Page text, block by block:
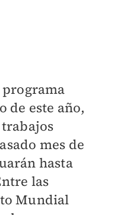
de este año,
mes de
hasta
las
Mundial